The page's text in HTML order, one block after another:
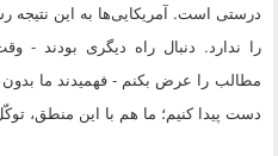
درستى است. آمریکایى‌ها به این نتیجه
را ندارد. دنبال راه دیگرى بودند -
مطالب را عرض بکنم - فهمیدند ما بدون
دست پیدا کنیم؛ ما هم با این منطق،